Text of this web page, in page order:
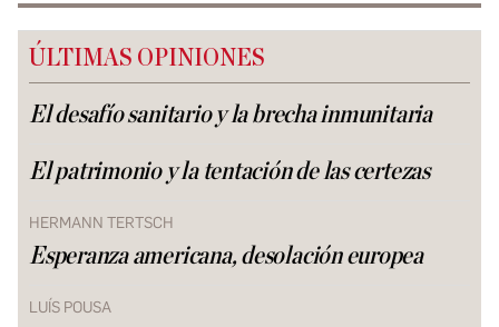
ÚLTIMAS OPINIONES
El desafío sanitario y la brecha inmunitaria
El patrimonio y la tentación de las certezas
HERMANN TERTSCH
Esperanza americana, desolación europea
LUÍS POUSA